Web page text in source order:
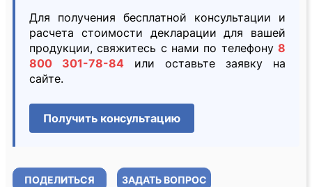
Для получения бесплатной консультации и
расчета стоимости декларации для вашей
продукции, свяжитесь с нами по телефону 8
800 301-78-84 или оставьте заявку на
сайте.
Получить консультацию
ПОДЕЛИТЬСЯ ЗАДАТЬ ВОПРОС